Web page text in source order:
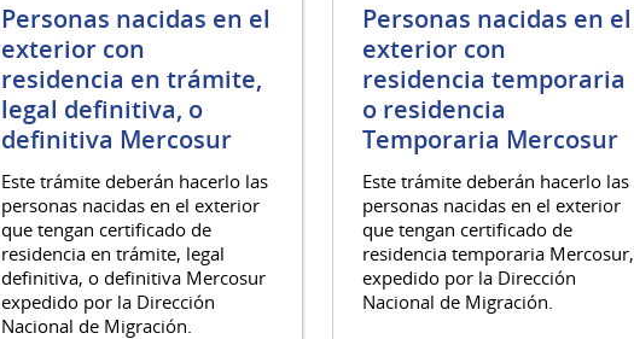
Personas nacidas en el
exterior con
residencia en trámite,
legal definitiva, o
definitiva Mercosur
Este trámite deberán hacerlo las
personas nacidas en el exterior
que tengan certificado de
residencia en trámite, legal
definitiva, o definitiva Mercosur
expedido por la Dirección
Nacional de Migración.
Personas nacidas en el
exterior con
residencia temporaria
o residencia
Temporaria Mercosur
Este trámite deberán hacerlo las
personas nacidas en el exterior
que tengan certificado de
residencia temporaria Mercosur,
expedido por la Dirección
Nacional de Migración.